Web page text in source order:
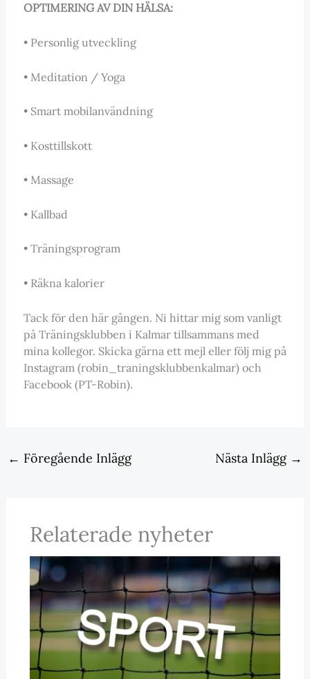
OPTIMERING AV DIN HÄLSA:
• Personlig utveckling
• Meditation / Yoga
• Smart mobilanvändning
• Kosttillskott
• Massage
• Kallbad
• Träningsprogram
• Räkna kalorier
Tack för den här gången. Ni hittar mig som vanligt
på Träningsklubben i Kalmar tillsammans med
mina kollegor. Skicka gärna ett mejl eller följ mig på
Instagram (robin_traningsklubbenkalmar) och
Facebook (PT-Robin).
← Föregående Inlägg Nästa Inlägg →
Relaterade nyheter